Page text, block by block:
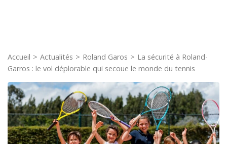
Accueil > Actualités > Roland Garos > La sécurité à Roland-
Garros : le vol déplorable qui secoue le monde du tennis